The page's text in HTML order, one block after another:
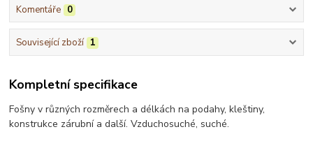
Komentáře 0
Související zboží 1
Kompletní specifikace
Fošny v různých rozměrech a délkách na podahy, kleštiny,
konstrukce zárubní a další. Vzduchosuché, suché.